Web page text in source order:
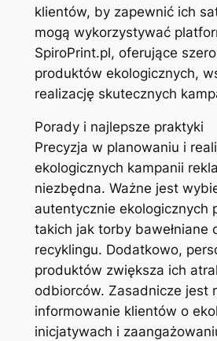
klientów, by zapewnić ich
mogą wykorzystywać
SpiroPrint.pl, oferujące
produktów ekologicznych,
realizację skutecznych
Porady i najlepsze praktyki
Precyzja w planowaniu i
ekologicznych kampanii
niezbędna. Ważne jest
autentycznie ekologicznych
takich jak torby bawełniane
recyklingu. Dodatkowo,
produktów zwiększa ich
odbiorców. Zasadnicze jest
informowanie klientów o
inicjatywach i